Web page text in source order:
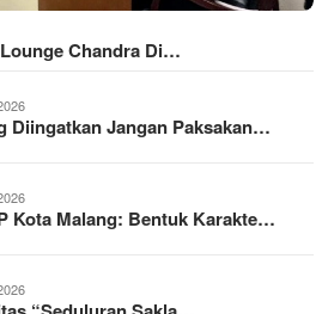
Chandra Di…
Diingatkan Jangan Paksakan…
Kota Malang: Bentuk Karakte…